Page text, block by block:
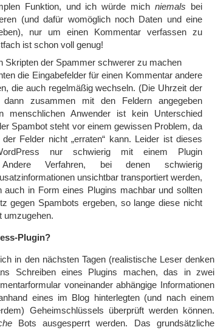
Funktion, und ich würde michniemals bei
(und dafür womöglich noch Daten und eine
nur um einen Kommentar verfassen zu
ist schon voll genug!
Skripten der Spammer schwerer zu machen
die Eingabefelder für einen Kommentar andere
die auch regelmäßig wechseln. (Die Uhrzeit der
dann zusammen mit den Feldern angegeben
menschlichen Anwender ist kein Unterschied
Spambot steht vor einem gewissen Problem, da
Felder nicht „erraten“ kann. Leider ist dieses
nur schwierig mit einem Plugin
Andere Verfahren, bei denen schwierig
unsichtbar transportiert werden,
auch in Form eines Plugins machbar und sollten
gegen Spambots ergeben, so lange diese nicht
umzugehen.
Plugin?
in den nächsten Tagen (realistische Leser denken
Schreiben eines Plugins machen, das in zwei
voneinander abhängige Informationen
eines im Blog hinterlegten (und nach einem
Geheimschlüssels überprüft werden können.
Bots ausgesperrt werden. Das grundsätzliche